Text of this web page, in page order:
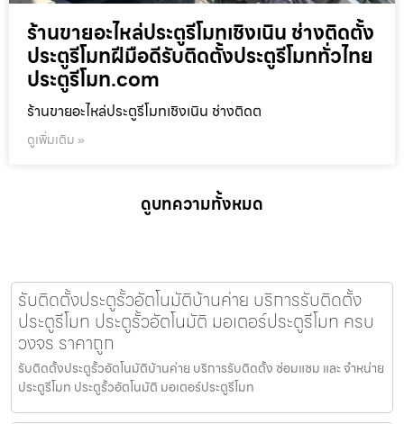
ร้านขายอะไหล่ประตูรีโมทเชิงเนิน ช่างติดตั้ง
ประตูรีโมทฝีมือดีรับติดตั้งประตูรีโมททั่วไทย
ประตูรีโมท.com
ร้านขายอะไหล่ประตูรีโมทเชิงเนิน ช่างติดต
ดูเพิ่มเติม »
ดูบทความทั้งหมด
รับติดตั้งประตูรั้วอัตโนมัติบ้านค่าย บริการรับติดตั้ง
ประตูรีโมท ประตูรั้วอัตโนมัติ มอเตอร์ประตูรีโมท ครบ
วงจร ราคาถูก
รับติดตั้งประตูรั้วอัตโนมัติบ้านค่าย บริการรับติดตั้ง ซ่อมแซม และ จำหน่าย
ประตูรีโมท ประตูรั้วอัตโนมัติ มอเตอร์ประตูรีโมท